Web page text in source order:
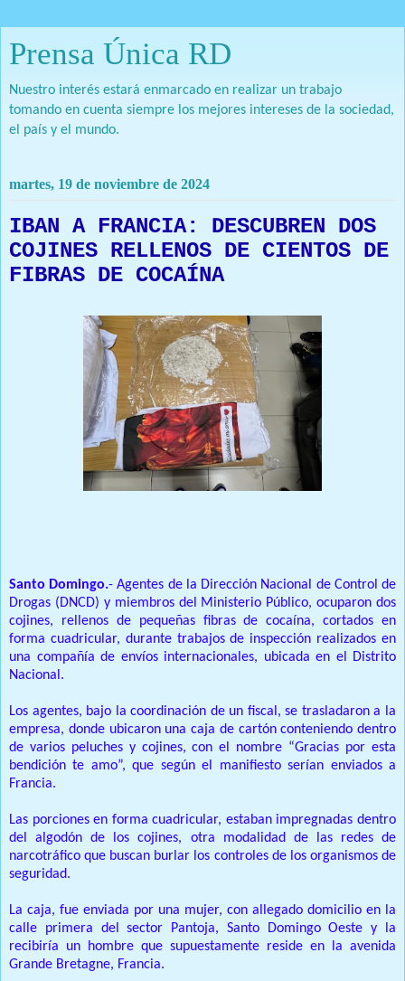
Prensa Única RD
Nuestro interés estará enmarcado en realizar un trabajo
tomando en cuenta siempre los mejores intereses de la sociedad,
el país y el mundo.
martes, 19 de noviembre de 2024
IBAN A FRANCIA: DESCUBREN DOS
COJINES RELLENOS DE CIENTOS DE
FIBRAS DE COCAÍNA
Santo Domingo.- Agentes de la Dirección Nacional de Control de
Drogas (DNCD) y miembros del Ministerio Público, ocuparon dos
cojines, rellenos de pequeñas fibras de cocaína, cortados en
forma cuadricular, durante trabajos de inspección realizados en
una compañía de envíos internacionales, ubicada en el Distrito
Nacional.
Los agentes, bajo la coordinación de un fiscal, se trasladaron a la
empresa, donde ubicaron una caja de cartón conteniendo dentro
de varios peluches y cojines, con el nombre “Gracias por esta
bendición te amo”, que según el manifiesto serían enviados a
Francia.
Las porciones en forma cuadricular, estaban impregnadas dentro
del algodón de los cojines, otra modalidad de las redes de
narcotráfico que buscan burlar los controles de los organismos de
seguridad.
La caja, fue enviada por una mujer, con allegado domicilio en la
calle primera del sector Pantoja, Santo Domingo Oeste y la
recibiría un hombre que supuestamente reside en la avenida
Grande Bretagne, Francia.